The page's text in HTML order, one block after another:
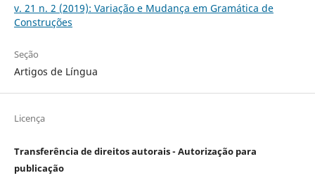
v. 21 n. 2 (2019): Variação e Mudança em Gramática de
Construções
Seção
Artigos de Língua
Licença
Transferência de direitos autorais - Autorização para
publicação